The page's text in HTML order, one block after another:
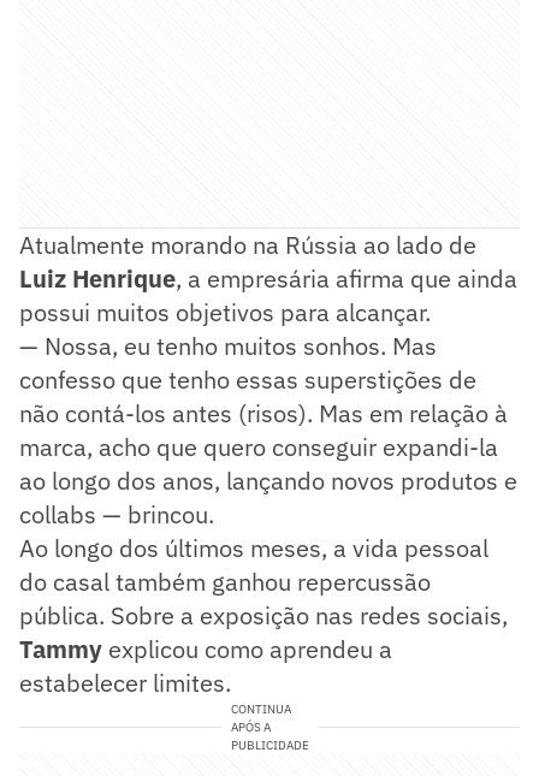
Atualmente morando na Rússia ao lado de
Luiz Henrique, a empresária afirma que ainda
possui muitos objetivos para alcançar.
— Nossa, eu tenho muitos sonhos. Mas
confesso que tenho essas superstições de
não contá-los antes (risos). Mas em relação à
marca, acho que quero conseguir expandi-la
ao longo dos anos, lançando novos produtos e
collabs — brincou.
Ao longo dos últimos meses, a vida pessoal
do casal também ganhou repercussão
pública. Sobre a exposição nas redes sociais,
Tammy explicou como aprendeu a
estabelecer limites.
CONTINUA
APÓS A
PUBLICIDADE